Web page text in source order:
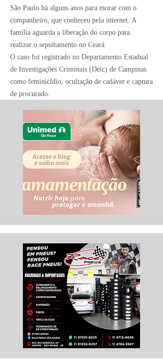
São Paulo há alguns anos para morar com o
companheiro, que conheceu pela internet. A
família aguarda a liberação do corpo para
realizar o sepultamento no Ceará.
O caso foi registrado no Departamento Estadual
de Investigações Criminais (Deic) de Campinas
como feminicídio, ocultação de cadáver e captura
de procurado.